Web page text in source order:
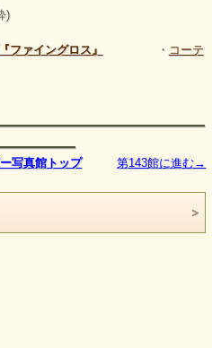
)
ファイングロス』 ・ コーテ
写真館トップ 第143館に進む→